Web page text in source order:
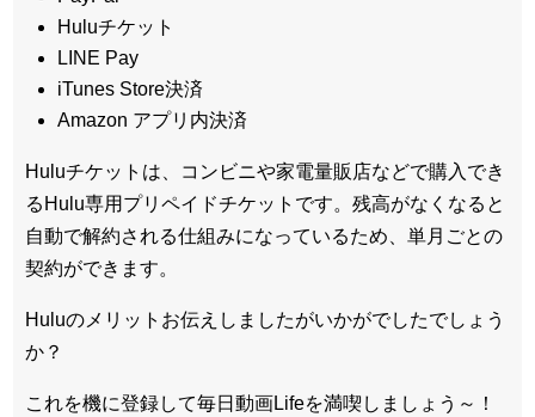
Huluチケット
LINE Pay
iTunes Store決済
Amazon アプリ内決済
Huluチケットは、コンビニや家電量販店などで購入でき
るHulu専用プリペイドチケットです。残高がなくなると
自動で解約される仕組みになっているため、単月ごとの
契約ができます。
Huluのメリットお伝えしましたがいかがでしたでしょう
か？
これを機に登録して毎日動画Lifeを満喫しましょう～！